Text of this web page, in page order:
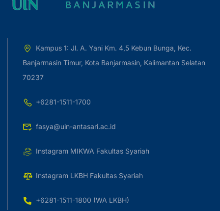
Kampus 1: Jl. A. Yani Km. 4,5 Kebun Bunga, Kec.
Banjarmasin Timur, Kota Banjarmasin, Kalimantan Selatan
70237
+6281-1511-1700
fasya@uin-antasari.ac.id
Instagram MIKWA Fakultas Syariah
Instagram LKBH Fakultas Syariah
+6281-1511-1800 (WA LKBH)